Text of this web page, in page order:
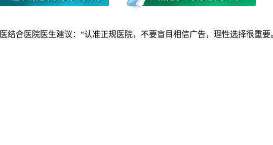
合医院医生建议：“认准正规医院，不要盲目相信广告，理性选择很重要